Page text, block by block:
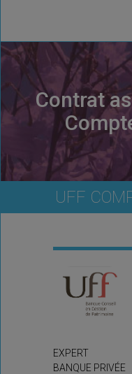
Contrat
UFF
EXPERT
BANQUE PRIVÉE